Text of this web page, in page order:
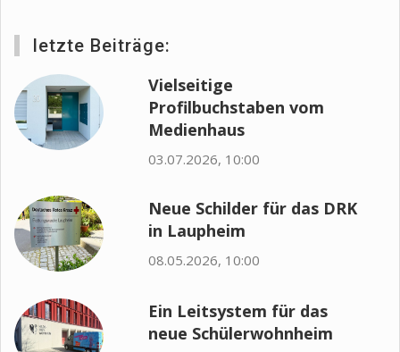
letzte Beiträge:
Vielseitige
Profilbuchstaben vom
Medienhaus
03.07.2026, 10:00
Neue Schilder für das DRK
in Laupheim
08.05.2026, 10:00
Ein Leitsystem für das
neue Schülerwohnheim